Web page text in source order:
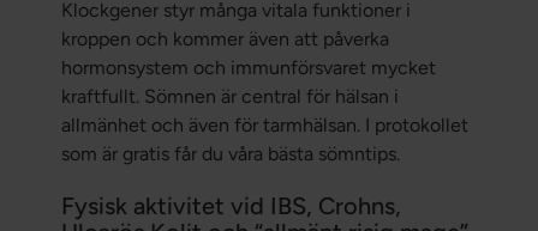
Klockgener styr många vitala funktioner i
kroppen och kommer även att påverka
hormonsystem och immunförsvaret mycket
kraftfullt. Sömnen är central för hälsan i
allmänhet och även för tarmhälsan. I protokollet
som är gratis får du våra bästa sömntips.
Fysisk aktivitet vid IBS, Crohns,